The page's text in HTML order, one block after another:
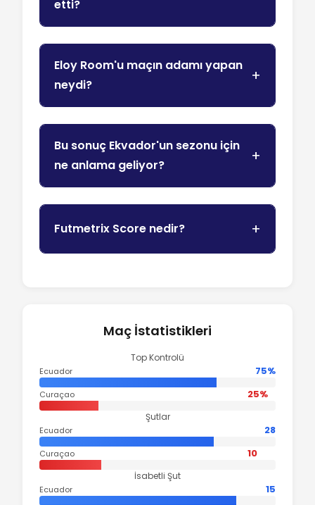
etti?
Eloy Room'u maçın adamı yapan
neydi?
Bu sonuç Ekvador'un sezonu için
ne anlama geliyor?
Futmetrix Score nedir?
Maç İstatistikleri
Top Kontrolü
Ecuador 75%
Curaçao 25%
Şutlar
Ecuador 28
Curaçao 10
İsabetli Şut
Ecuador 15